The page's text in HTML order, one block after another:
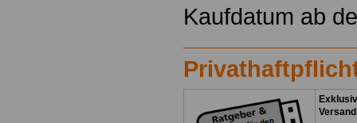
Kaufdatum ab